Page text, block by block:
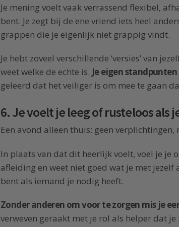
Je mening voelt vaak verrassend flexibel,
bent. Je zegt bij de ene vriend iets heel
grappen die je eigenlijk niet grappig vindt.
Je hebt zoveel verschillende ‘versies’ van
weet welke de echte is. Je eigen
geleerd dat het veiliger is om mee te gaan
6. Je voelt je leeg of rusteloos als
Een avond alleen thuis: geen
In plaats van dat dit heerlijk voelt, voel je je
afleiding en weet niet goed wat je met jezelf
bent als iemand je nodig heeft.
Zonder anderen om voor te zorgen mis je
verweven geraakt met je rol als helper dat